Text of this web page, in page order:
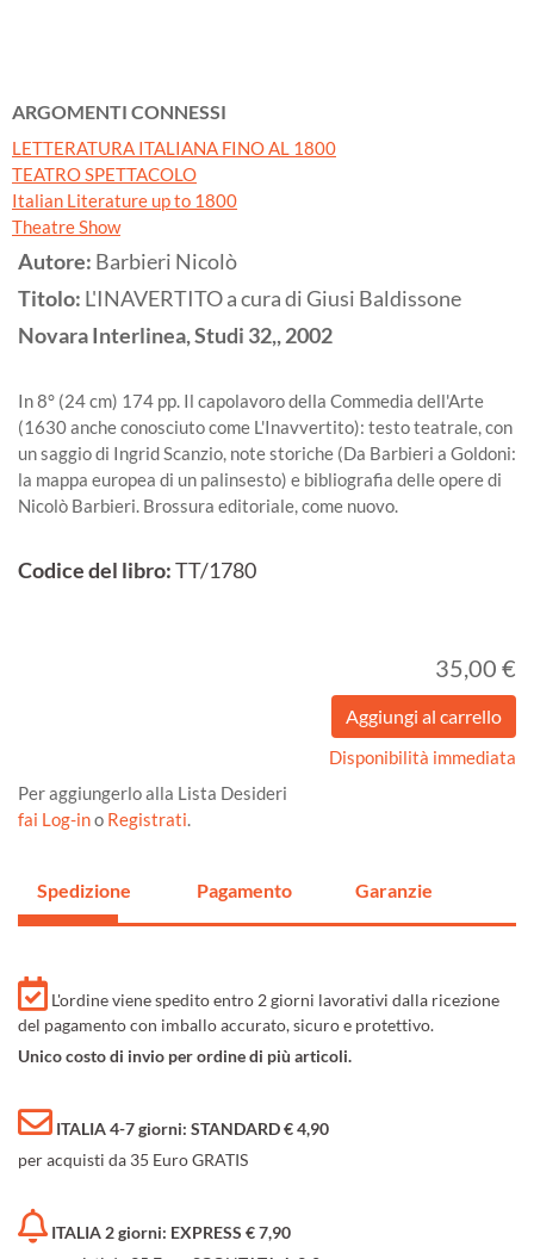
ARGOMENTI CONNESSI
LETTERATURA ITALIANA FINO AL 1800
TEATRO SPETTACOLO
Italian Literature up to 1800
Theatre Show
Autore: Barbieri Nicolò
Titolo: L'INAVERTITO a cura di Giusi Baldissone
NovaraInterlinea, Studi 32,,2002
In 8° (24 cm) 174 pp. Il capolavoro della Commedia dell'Arte
(1630 anche conosciuto come L'Inavvertito): testo teatrale, con
un saggio di Ingrid Scanzio, note storiche (Da Barbieri a Goldoni:
la mappa europea di un palinsesto) e bibliografia delle opere di
Nicolò Barbieri. Brossura editoriale, come nuovo.
Codice del libro:TT/1780
35,00 €
Disponibilità immediata
Per aggiungerlo alla Lista Desideri
fai Log-ino Registrati.
Spedizione Pagamento Garanzie
L'ordine viene spedito entro 2 giorni lavorativi dalla ricezione
del pagamento con imballo accurato, sicuro e protettivo.
Unico costo di invio per ordine di più articoli.
ITALIA 4-7 giorni: STANDARD € 4,90
per acquisti da 35 Euro GRATIS
ITALIA 2 giorni: EXPRESS € 7,90